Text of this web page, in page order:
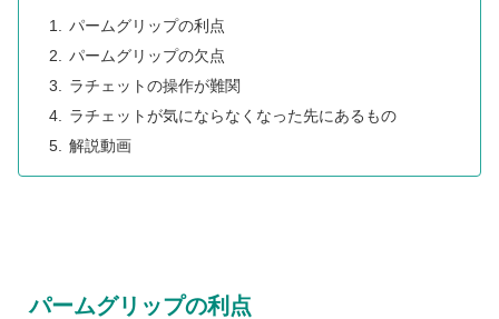
パームグリップの利点
パームグリップの欠点
ラチェットの操作が難関
ラチェットが気にならなくなった先にあるもの
解説動画
パームグリップの利点